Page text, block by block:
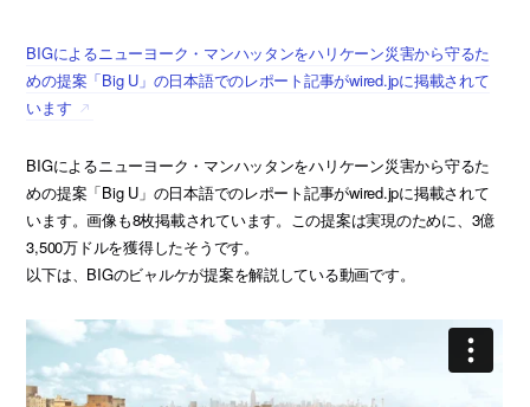
BIGによるニューヨーク・マンハッタンをハリケーン災害から守るた
めの提案「Big U」の日本語でのレポート記事がwired.jpに掲載されて
います
BIGによるニューヨーク・マンハッタンをハリケーン災害から守るた
めの提案「Big U」の日本語でのレポート記事がwired.jpに掲載されて
います。画像も8枚掲載されています。この提案は実現のために、3億
3,500万ドルを獲得したそうです。
以下は、BIGのビャルケが提案を解説している動画です。